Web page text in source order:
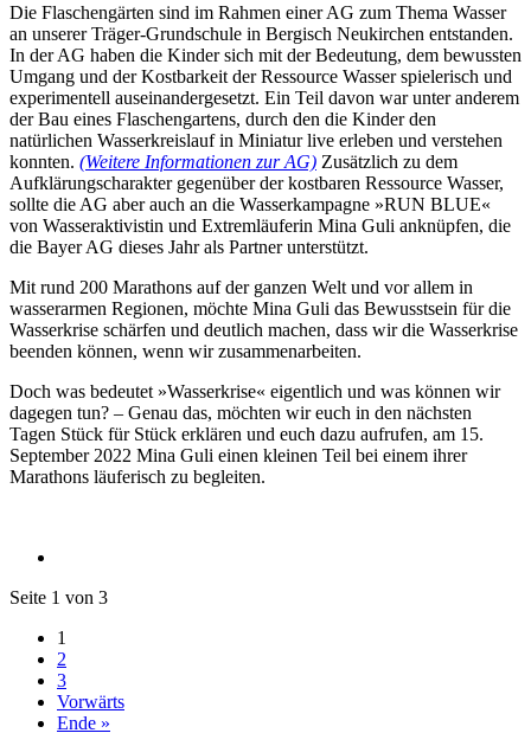
Die Flaschengärten sind im Rahmen einer AG zum Thema Wasser
an unserer Träger-Grundschule in Bergisch Neukirchen entstanden.
In der AG haben die Kinder sich mit der Bedeutung, dem bewussten
Umgang und der Kostbarkeit der Ressource Wasser spielerisch und
experimentell auseinandergesetzt. Ein Teil davon war unter anderem
der Bau eines Flaschengartens, durch den die Kinder den
natürlichen Wasserkreislauf in Miniatur live erleben und verstehen
konnten. (Weitere Informationen zur AG) Zusätzlich zu dem
Aufklärungscharakter gegenüber der kostbaren Ressource Wasser,
sollte die AG aber auch an die Wasserkampagne »RUN BLUE«
von Wasseraktivistin und Extremläuferin Mina Guli anknüpfen, die
die Bayer AG dieses Jahr als Partner unterstützt.
Mit rund 200 Marathons auf der ganzen Welt und vor allem in
wasserarmen Regionen, möchte Mina Guli das Bewusstsein für die
Wasserkrise schärfen und deutlich machen, dass wir die Wasserkrise
beenden können, wenn wir zusammenarbeiten.
Doch was bedeutet »Wasserkrise« eigentlich und was können wir
dagegen tun? – Genau das, möchten wir euch in den nächsten
Tagen Stück für Stück erklären und euch dazu aufrufen, am 15.
September 2022 Mina Guli einen kleinen Teil bei einem ihrer
Marathons läuferisch zu begleiten.
Seite 1 von 3
1
2
3
Vorwärts
Ende »